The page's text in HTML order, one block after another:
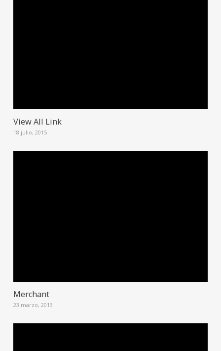
View All Link
18 julio, 2015
Merchant
23 marzo, 2013